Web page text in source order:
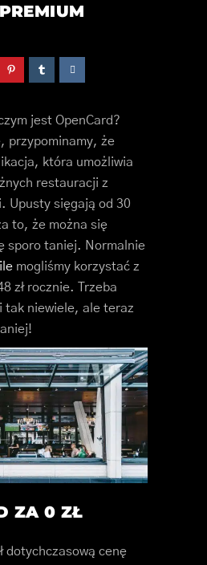
jest OpenCard?
przypominamy, że
która umożliwia
restauracji z
Upusty sięgają od 30
to, że można się
sporo taniej. Normalnie
mogliśmy korzystać z
zł rocznie. Trzeba
tak niewiele, ale teraz
ZA 0 ZŁ
dotychczasową cenę